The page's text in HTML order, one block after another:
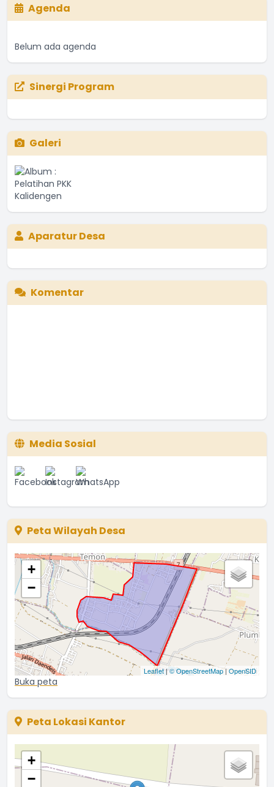
Agenda
Belum ada agenda
Sinergi Program
Galeri
Aparatur Desa
Komentar
Media Sosial
Peta Wilayah Desa
+
−
Leaflet|© OpenStreetMap|OpenSID
Buka peta
Peta Lokasi Kantor
+
−